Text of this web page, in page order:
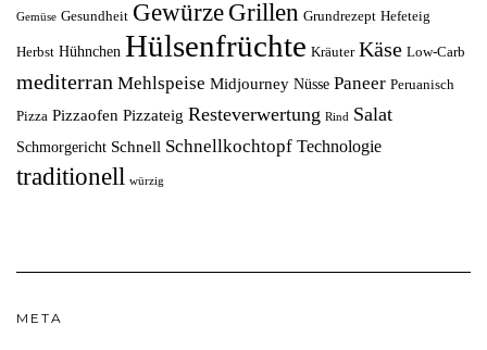
Gemüse Gesundheit Gewürze Grillen Grundrezept Hefeteig
Herbst Hühnchen Hülsenfrüchte Kräuter Käse Low-Carb
mediterran Mehlspeise Midjourney Nüsse Paneer Peruanisch
Pizza Pizzaofen Pizzateig Resteverwertung Rind Salat
Schmorgericht Schnell Schnellkochtopf Technologie
traditionell würzig
META